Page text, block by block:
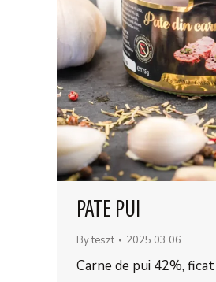
PATE PUI
Byteszt 2025.03.06.
Carne de pui 42%,